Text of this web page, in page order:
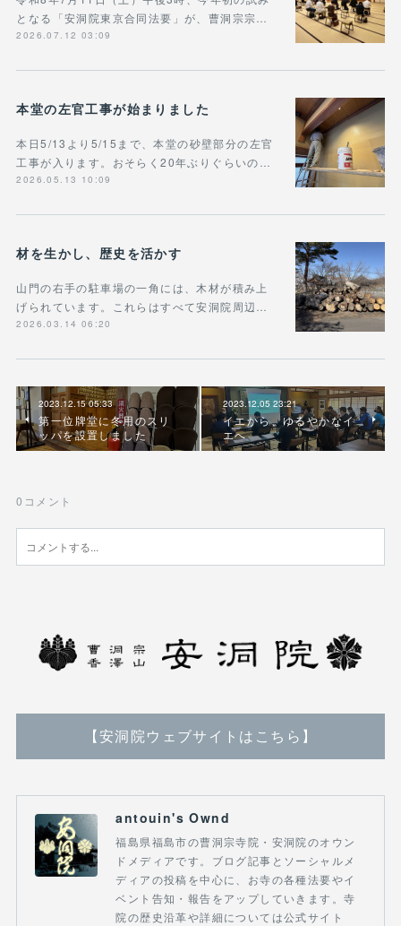
となる「安洞院東京合同法要」が、曹洞宗宗…
2026.07.12 03:09
本堂の左官工事が始まりました
本日5/13より5/15まで、本堂の砂壁部分の左官
工事が入ります。おそらく20年ぶりぐらいの…
2026.05.13 10:09
材を生かし、歴史を活かす
山門の右手の駐車場の一角には、木材が積み上
げられています。これらはすべて安洞院周辺…
2026.03.14 06:20
2023.12.15 05:33
第一位牌堂に冬用のスリ
ッパを設置しました
2023.12.05 23:21
イエから、ゆるやかなイ
エへ
0 コメント
【安洞院ウェブサイトはこちら】
antouin's Ownd
福島県福島市の曹洞宗寺院・安洞院のオウン
ドメディアです。ブログ記事とソーシャルメ
ディアの投稿を中心に、お寺の各種法要やイ
ベント告知・報告をアップしていきます。寺
院の歴史沿革や詳細については公式サイト